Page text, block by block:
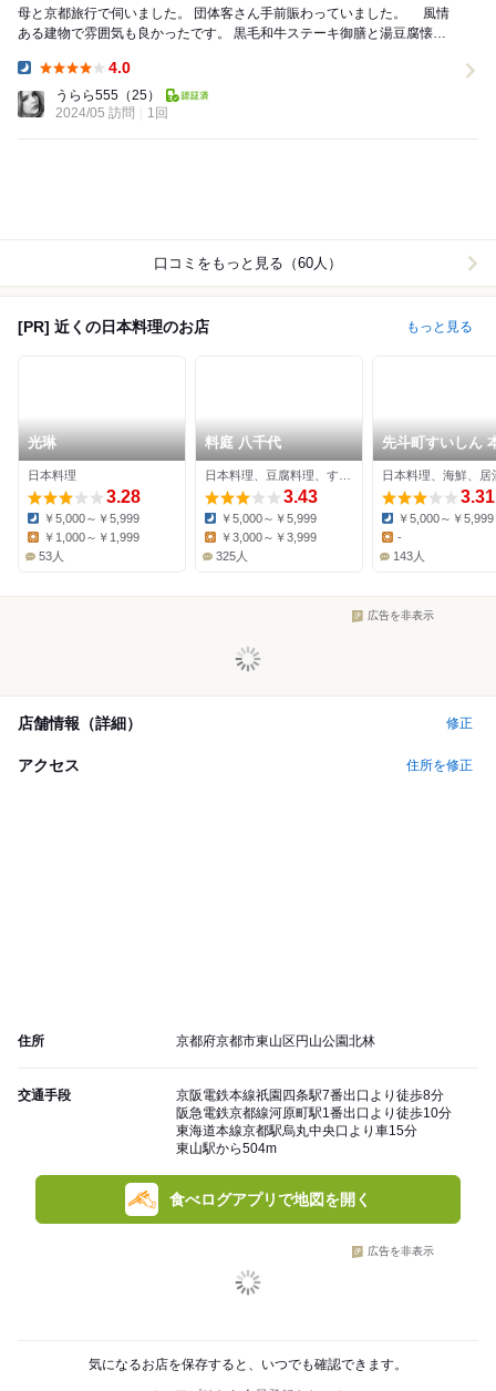
母と京都旅行で伺いました。 団体客さん手前賑わっていました。 風情
ある建物で雰囲気も良かったです。 黒毛和牛ステーキ御膳と湯豆腐懐石
4.0
うらら555 （25）
2024/05 訪問
1回
口コミをもっと見る（60人）
[PR] 近くの日本料理のお店 もっと見る
光琳
日本料理
3.28
Dinner:
￥5,000～￥5,999
Lunch:
￥1,000～￥1,999
53人
料庭 八千代
3.43
Dinner:
￥5,000～￥5,999
￥3,000～￥3,999
325人
先斗町すいしん
日本料理、海鮮、居
3.31
Dinner:
￥5,000～￥5,999
-
143人
広告を非表示
店舗情報（詳細） 修正
アクセス 住所を修正
住所 京都府京都市東山区円山公園北林
交通手段
京阪電鉄本線祇園四条駅7番出口より徒歩8分
阪急電鉄京都線河原町駅1番出口より徒歩10分
東海道本線京都駅烏丸中央口より車15分
東山駅から504m
食べログアプリで地図を開く
広告を非表示
気になるお店を保存すると、いつでも確認できます。